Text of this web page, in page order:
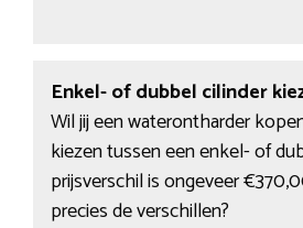
Enkel- of dubbel cilinder
Wil jij een waterontharder
kiezen tussen een enkel- of
prijsverschil is ongeveer
precies de verschillen?